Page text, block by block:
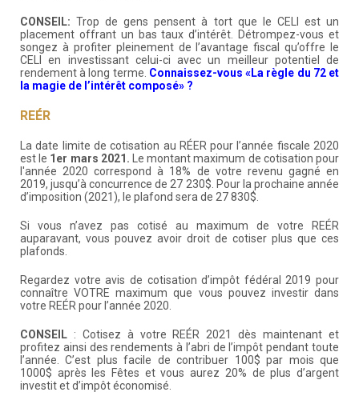
CONSEIL: Trop de gens pensent à tort que le CELI est un
placement offrant un bas taux d’intérêt. Détrompez-vous et
songez à profiter pleinement de l’avantage fiscal qu’offre le
CELI en investissant celui-ci avec un meilleur potentiel de
rendement à long terme. Connaissez-vous «La règle du 72 et
la magie de l’intérêt composé» ?
REÉR
La date limite de cotisation au RÉER pour l’année fiscale 2020
est le 1er mars 2021. Le montant maximum de cotisation pour
l'année 2020 correspond à 18% de votre revenu gagné en
2019, jusqu’à concurrence de 27 230$. Pour la prochaine année
d’imposition (2021), le plafond sera de 27 830$.
Si vous n’avez pas cotisé au maximum de votre REÉR
auparavant, vous pouvez avoir droit de cotiser plus que ces
plafonds.
Regardez votre avis de cotisation d’impôt fédéral 2019 pour
connaître VOTRE maximum que vous pouvez investir dans
votre REÉR pour l’année 2020.
CONSEIL : Cotisez à votre REÉR 2021 dès maintenant et
profitez ainsi des rendements à l’abri de l’impôt pendant toute
l’année. C’est plus facile de contribuer 100$ par mois que
1000$ après les Fêtes et vous aurez 20% de plus d’argent
investit et d’impôt économisé.